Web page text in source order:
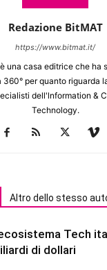
Redazione BitMAT
https://www.bitmat.it/
una casa editrice che ha
360° per quanto riguarda
dell'lnformation &
Technology.
Altro dello stesso
Tech
di dollari